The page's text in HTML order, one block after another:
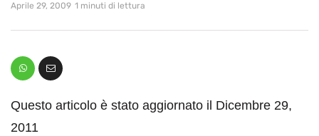
Aprile 29, 2009 1 minuti di lettura
Questo articolo è stato aggiornato il Dicembre 29,
2011